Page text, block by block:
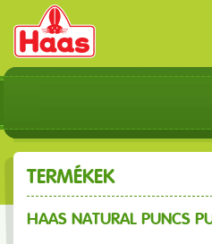
TERMÉKEK
HAAS NATURAL PUNCS